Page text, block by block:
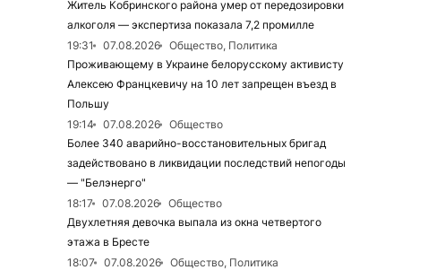
Житель Кобринского района умер от передозировки
алкоголя — экспертиза показала 7,2 промилле
19:31
07.08.2026
Общество, Политика
Проживающему в Украине белорусскому активисту
Алексею Францкевичу на 10 лет запрещен въезд в
Польшу
19:14
07.08.2026
Общество
Более 340 аварийно-восстановительных бригад
задействовано в ликвидации последствий непогоды
— "Белэнерго"
18:17
07.08.2026
Общество
Двухлетняя девочка выпала из окна четвертого
этажа в Бресте
18:07
07.08.2026
Общество, Политика